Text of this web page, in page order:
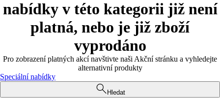
nabídky v této kategorii již není
platná, nebo je již zboží
vyprodáno
Pro zobrazení platných akcí navštivte naši Akční stránku a vyhledejte
alternativní produkty
Speciální nabídky
Hledat